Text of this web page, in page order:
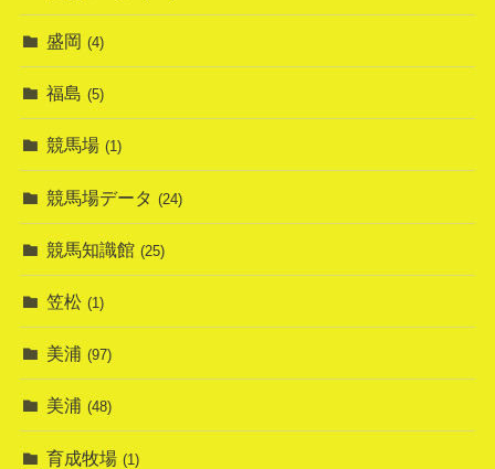
盛岡 (4)
福島 (5)
競馬場 (1)
競馬場データ (24)
競馬知識館 (25)
笠松 (1)
美浦 (97)
美浦 (48)
育成牧場 (1)